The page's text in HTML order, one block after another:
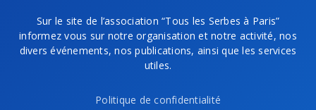
Sur le site de l’association “Tous les Serbes à Paris”
informez vous sur notre organisation et notre activité, nos
divers événements, nos publications, ainsi que les services
utiles.
Politique de confidentialité